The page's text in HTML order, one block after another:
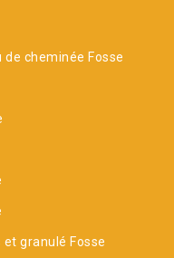
cheminée Fosse
granulé Fosse